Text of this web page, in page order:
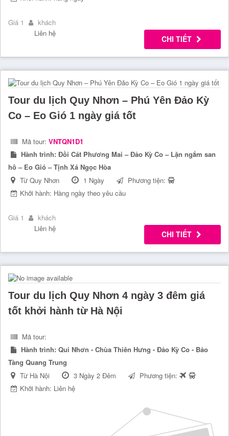
Giá 1
khách
Liên hệ
CHI TIẾT
Tour du lịch Quy Nhơn – Phú Yên Đảo Kỳ
Co – Eo Gió 1 ngày giá tốt
Mã tour: VNTQN1D1
Hành trình: Đồi Cát Phương Mai – Đảo Kỳ Co – Lặn ngắm san
hô – Eo Gió – Tịnh Xá Ngọc Hòa
Từ Quy Nhơn
1 Ngày
Phương tiện:
Khởi hành: Hàng ngày theo yêu cầu
Giá 1
khách
Liên hệ
CHI TIẾT
Tour du lịch Quy Nhơn 4 ngày 3 đêm giá
tốt khởi hành từ Hà Nội
Mã tour:
Hành trình: Qui Nhơn - Chùa Thiên Hưng - Đảo Kỳ Co - Bảo
Tàng Quang Trung
Từ Hà Nội
3 Ngày 2 Đêm
Phương tiện:
Khởi hành: Liên hệ